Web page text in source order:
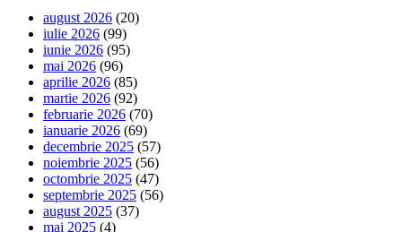
august 2026 (20)
iulie 2026 (99)
iunie 2026 (95)
mai 2026 (96)
aprilie 2026 (85)
martie 2026 (92)
februarie 2026 (70)
ianuarie 2026 (69)
decembrie 2025 (57)
noiembrie 2025 (56)
octombrie 2025 (47)
septembrie 2025 (56)
august 2025 (37)
mai 2025 (4)